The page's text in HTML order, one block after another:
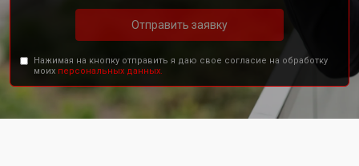
Отправить заявку
Нажимая на кнопку отправить я даю свое согласие на обработку
моих персональных данных.